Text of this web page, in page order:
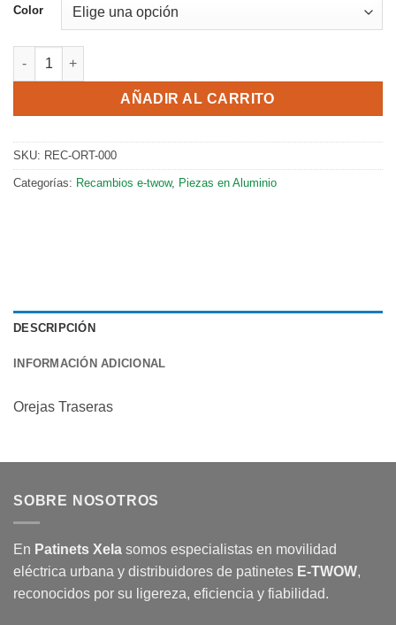
Color
Orejas Traseras cantidad
AÑADIR AL CARRITO
SKU: REC-ORT-000
Categorías: Recambios e-twow, Piezas en Aluminio
DESCRIPCIÓN
INFORMACIÓN ADICIONAL
Orejas Traseras
SOBRE NOSOTROS
En Patinets Xela somos especialistas en movilidad
eléctrica urbana y distribuidores de patinetes E-TWOW,
reconocidos por su ligereza, eficiencia y fiabilidad.